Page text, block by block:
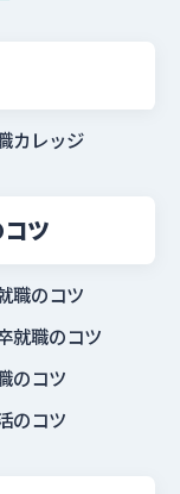
カレッジ
ツ
職のコツ
就職のコツ
のコツ
のコツ